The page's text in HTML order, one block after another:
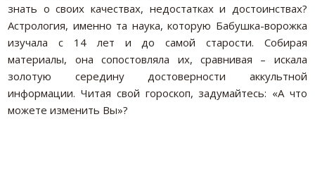
знать о своих качествах, недостатках и достоинствах?
Астрология, именно та наука, которую Бабушка-ворожка
изучала с 14 лет и до самой старости. Собирая
материалы, она сопостовляла их, сравнивая – искала
золотую середину достоверности аккультной
информации. Читая свой гороскоп, задумайтесь: «А что
можете изменить Вы»?